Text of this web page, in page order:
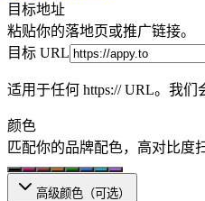
目标地址
粘贴你的落地页或推广链接。
目标 URL
适用于任何 https:// URL。我们
颜色
匹配你的品牌配色，高对比度
高级颜色（可选）